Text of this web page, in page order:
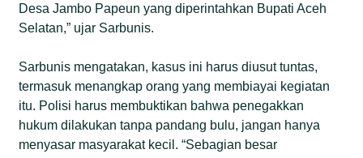
Desa Jambo Papeun yang diperintahkan Bupati Aceh
Selatan,” ujar Sarbunis.
Sarbunis mengatakan, kasus ini harus diusut tuntas,
termasuk menangkap orang yang membiayai kegiatan
itu. Polisi harus membuktikan bahwa penegakkan
hukum dilakukan tanpa pandang bulu, jangan hanya
menyasar masyarakat kecil. “Sebagian besar